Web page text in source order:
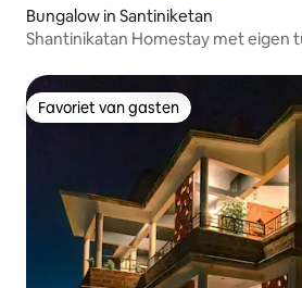
Bungalow in Santiniketan
Shantinikatan Homestay met eigen
Favoriet van gasten
Favoriet van gasten